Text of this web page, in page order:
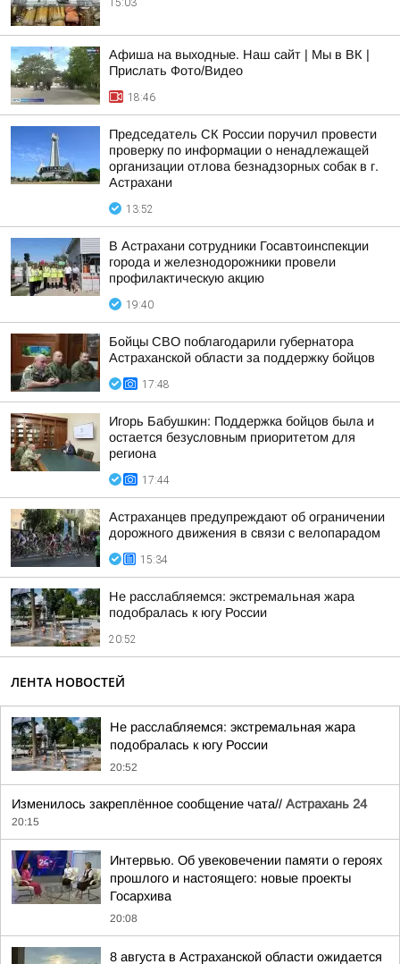
15:03
Афиша на выходные. Наш сайт | Мы в ВК |
Прислать Фото/Видео
18:46
Председатель СК России поручил провести
проверку по информации о ненадлежащей
организации отлова безнадзорных собак в г.
Астрахани
13:52
В Астрахани сотрудники Госавтоинспекции
города и железнодорожники провели
профилактическую акцию
19:40
Бойцы СВО поблагодарили губернатора
Астраханской области за поддержку бойцов
17:48
Игорь Бабушкин: Поддержка бойцов была и
остается безусловным приоритетом для
региона
17:44
Астраханцев предупреждают об ограничении
дорожного движения в связи с велопарадом
15:34
Не расслабляемся: экстремальная жара
подобралась к югу России
20:52
ЛЕНТА НОВОСТЕЙ
Не расслабляемся: экстремальная жара
подобралась к югу России
20:52
Изменилось закреплённое сообщение чата// Астрахань 24
20:15
Интервью. Об увековечении памяти о героях
прошлого и настоящего: новые проекты
Госархива
20:08
8 августа в Астраханской области ожидается